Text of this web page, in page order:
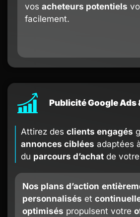
vos acheteurs potentiels
facilement.
Publicité Google Ads
Attirez des clients engagés
annonces ciblées adaptées
du parcours d’achat de votre
Nos plans d’action
personnalisés et
optimisés propulsent votre